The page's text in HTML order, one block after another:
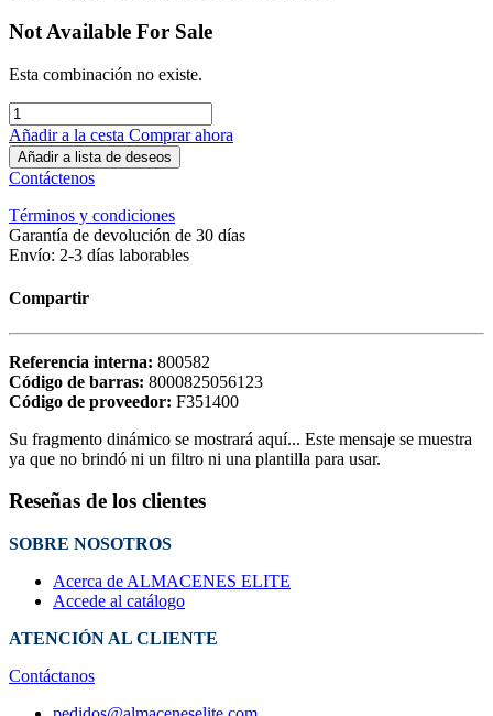
Not Available For Sale
Esta combinación no existe.
Añadir a la cesta Comprar ahora
Añadir a lista de deseos
Contáctenos
Términos y condiciones
Garantía de devolución de 30 días
Envío: 2-3 días laborables
Compartir
Referencia interna: 800582
Código de barras: 8000825056123
Código de proveedor: F351400
Su fragmento dinámico se mostrará aquí... Este mensaje se muestra
ya que no brindó ni un filtro ni una plantilla para usar.
Reseñas de los clientes
SOBRE NOSOTROS
Acerca de ALMACENES ELITE
Accede al catálogo
ATENCIÓN AL CLIENTE
Contáctanos